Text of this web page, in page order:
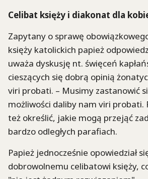
Celibat księży i diakonat dla
Zapytany o sprawę
księży katolickich papież
uważa dyskusję nt. święceń
cieszących się dobrą opinią
viri probati. – Musimy zastanowić
możliwości daliby nam viri probati.
też określić, jakie mogą przejąć
bardzo odległych parafiach.
Papież jednocześnie opowiedział
dobrowolnemu celibatowi księży,